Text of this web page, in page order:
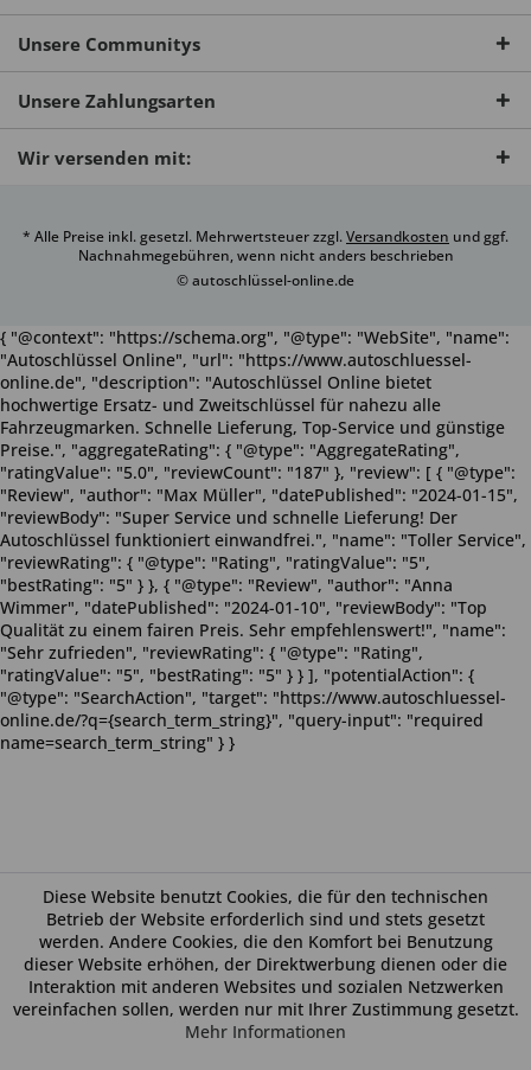
Unsere Communitys
Unsere Zahlungsarten
Wir versenden mit:
* Alle Preise inkl. gesetzl. Mehrwertsteuer zzgl.Versandkosten und ggf.
Nachnahmegebühren, wenn nicht anders beschrieben
© autoschlüssel-online.de
Diese Website benutzt Cookies, die für den technischen
Betrieb der Website erforderlich sind und stets gesetzt
werden. Andere Cookies, die den Komfort bei Benutzung
dieser Website erhöhen, der Direktwerbung dienen oder die
Interaktion mit anderen Websites und sozialen Netzwerken
vereinfachen sollen, werden nur mit Ihrer Zustimmung gesetzt.
Mehr Informationen
{ "@context": "https://schema.org", "@type": "WebSite", "name":
"Autoschlüssel Online", "url": "https://www.autoschluessel-
online.de", "description": "Autoschlüssel Online bietet
hochwertige Ersatz- und Zweitschlüssel für nahezu alle
Fahrzeugmarken. Schnelle Lieferung, Top-Service und günstige
Preise.", "aggregateRating": { "@type": "AggregateRating",
"ratingValue": "5.0", "reviewCount": "187" }, "review": [ { "@type":
"Review", "author": "Max Müller", "datePublished": "2024-01-15",
"reviewBody": "Super Service und schnelle Lieferung! Der
Autoschlüssel funktioniert einwandfrei.", "name": "Toller Service",
"reviewRating": { "@type": "Rating", "ratingValue": "5",
"bestRating": "5" } }, { "@type": "Review", "author": "Anna
Wimmer", "datePublished": "2024-01-10", "reviewBody": "Top
Qualität zu einem fairen Preis. Sehr empfehlenswert!", "name":
"Sehr zufrieden", "reviewRating": { "@type": "Rating",
"ratingValue": "5", "bestRating": "5" } } ], "potentialAction": {
"@type": "SearchAction", "target": "https://www.autoschluessel-
online.de/?q={search_term_string}", "query-input": "required
name=search_term_string" } }